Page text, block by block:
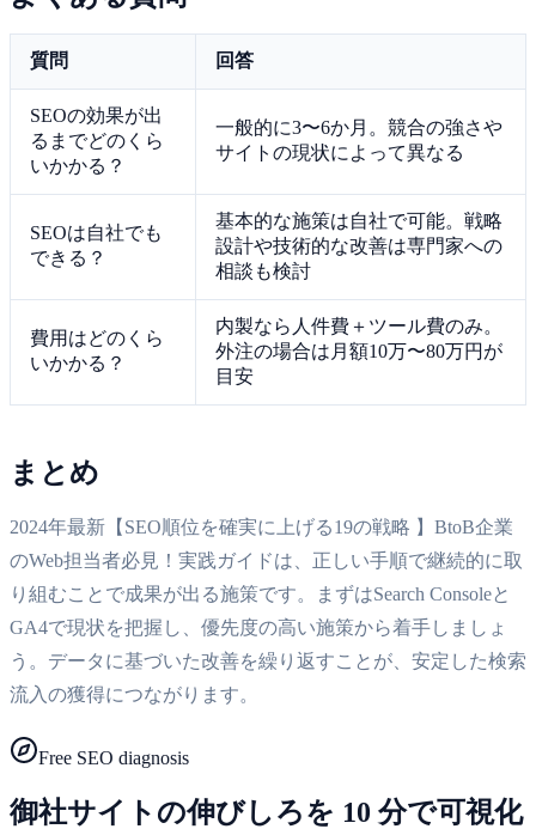
質問 回答
SEOの効果が出
るまでどのくら
いかかる？
一般的に3〜6か月。競合の強さや
サイトの現状によって異なる
SEOは自社でも
できる？
基本的な施策は自社で可能。戦略
設計や技術的な改善は専門家への
相談も検討
費用はどのくら
いかかる？
内製なら人件費＋ツール費のみ。
外注の場合は月額10万〜80万円が
目安
まとめ
2024年最新【SEO順位を確実に上げる19の戦略 】BtoB企業
のWeb担当者必見！実践ガイドは、正しい手順で継続的に取
り組むことで成果が出る施策です。まずはSearch Consoleと
GA4で現状を把握し、優先度の高い施策から着手しましょ
う。データに基づいた改善を繰り返すことが、安定した検索
流入の獲得につながります。
Free SEO diagnosis
御社サイトの伸びしろを 10 分で可視化